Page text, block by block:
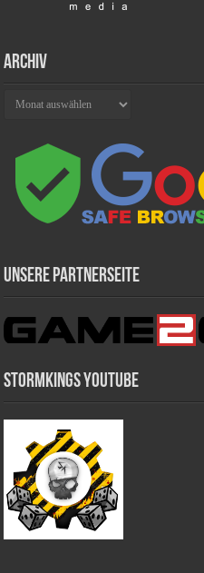
Archiv
Unsere Partnerseite
Stormkings Youtube